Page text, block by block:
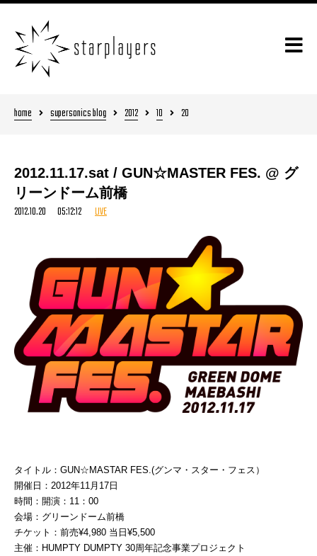
home supersonics blog 2012 10 20
2012.11.17.sat / GUN☆MASTER FES. @ グ
リーンドーム前橋
2012.10.20 05:12:12 LIVE
タイトル：GUN☆MASTAR FES.(グンマ・スター・フェス）
開催日：2012年11月17日
時間：開演：11：00
会場：グリーンドーム前橋
チケット：前売¥4,980 当日¥5,500
主催：HUMPTY DUMPTY 30周年記念事業プロジェクト